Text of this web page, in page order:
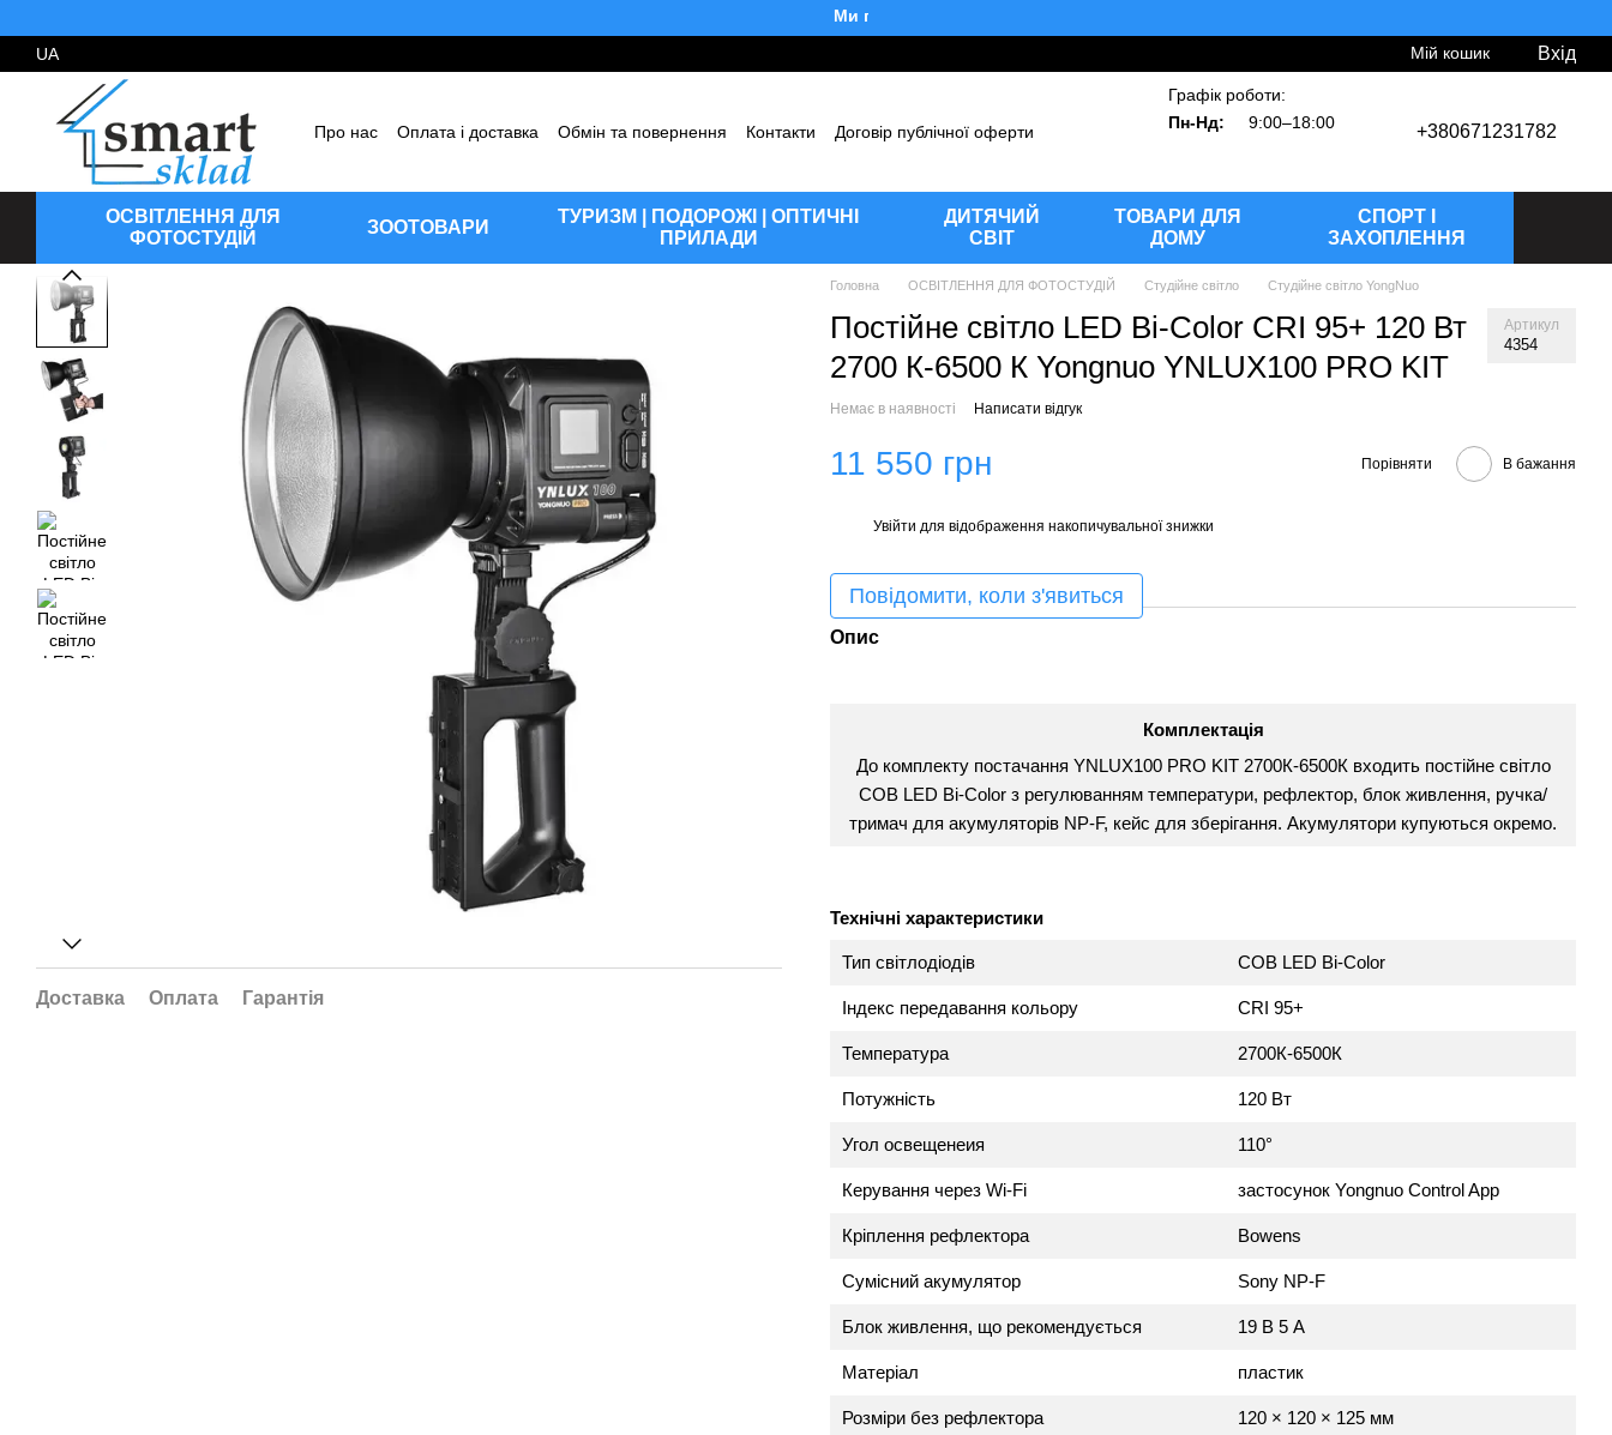
Ми працюємо!
UA
Мій кошик Вхід
Про нас Оплата і доставка Обмін та повернення Контакти
Договір публічної оферти
Графік роботи:
Пн-Нд:
9:00–18:00 +380671231782
ОСВІТЛЕННЯ ДЛЯ
ФОТОСТУДІЙ
ЗООТОВАРИ
ТУРИЗМ | ПОДОРОЖІ | ОПТИЧНІ
ПРИЛАДИ
ДИТЯЧИЙ
СВІТ
ТОВАРИ ДЛЯ
ДОМУ
СПОРТ І
ЗАХОПЛЕННЯ
Доставка Оплата Гарантія
Головна ОСВІТЛЕННЯ ДЛЯ ФОТОСТУДІЙ Студійне світло Студійне світло YongNuo
Постійне світло LED Bi-Color CRI 95+ 120 Вт
2700 К-6500 К Yongnuo YNLUX100 PRO KIT
Артикул
4354
Немає в наявності Написати відгук
11 550 грн Порівняти В бажання
Увійти для відображення накопичувальної знижки
Повідомити, коли з'явиться
Опис
Комплектація
До комплекту постачання YNLUX100 PRO KIT 2700К-6500К входить постійне світло
COB LED Bi-Color з регулюванням температури, рефлектор, блок живлення, ручка/
тримач для акумуляторів NP-F, кейс для зберігання. Акумулятори купуються окремо.
Технічні характеристики
Тип світлодіодів COB LED Bi-Color
Індекс передавання кольору CRI 95+
Температура 2700К-6500К
Потужність 120 Вт
Угол освещенеия 110°
Керування через Wi-Fi застосунок Yongnuo Control App
Кріплення рефлектора Bowens
Сумісний акумулятор Sony NP-F
Блок живлення, що рекомендується 19 В 5 А
Матеріал пластик
Розміри без рефлектора 120 × 120 × 125 мм